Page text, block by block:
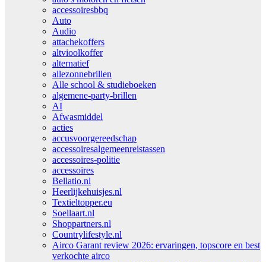
accessoiresbbq
Auto
Audio
attachekoffers
altvioolkoffer
alternatief
allezonnebrillen
Alle school & studieboeken
algemene-party-brillen
AI
Afwasmiddel
acties
accusvoorgereedschap
accessoiresalgemeenreistassen
accessoires-politie
accessoires
Bellatio.nl
Heerlijkehuisjes.nl
Textieltopper.eu
Soellaart.nl
Shoppartners.nl
Countrylifestyle.nl
Airco Garant review 2026: ervaringen, topscore en best
verkochte airco